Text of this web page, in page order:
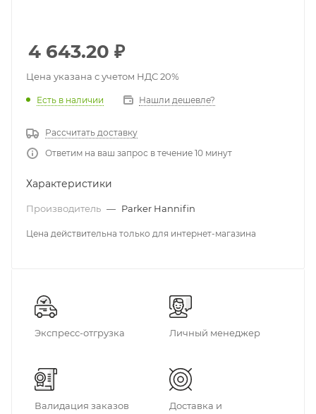
4 643.20 ₽
Цена указана с учетом НДС 20%
Есть в наличии Нашли дешевле?
Рассчитать доставку
Ответим на ваш запрос в течение 10 минут
Характеристики
Производитель — Parker Hannifin
Цена действительна только для интернет-магазина
Экспресс-отгрузка Личный менеджер
Валидация заказов
Доставка и